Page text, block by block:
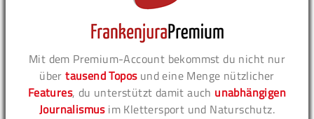
Mit dem Premium-Account bekommst du nicht nur
übertausend Toposund eine Menge nützlicher
Features, du unterstützt damit auch unabhängigen
Journalismusim Klettersport und Naturschutz.